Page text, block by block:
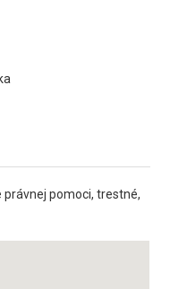
pomoci, trestné,